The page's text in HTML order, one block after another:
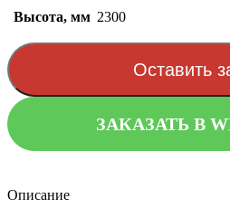
Высота, мм 2300
Оставить
ЗАКАЗАТЬ В
Описание